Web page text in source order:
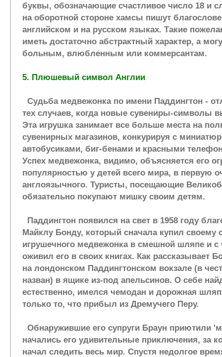
буквы, обозначающие счастливое число 18 и
на оборотной стороне хамсы пишут
английском и на русском языках. Такие
иметь достаточно абстрактный характер, а
больным, влюбленным или коммерсантам.
5. Плюшевый символ Англии
Судьба медвежонка по имени Паддингтон -
тех случаев, когда новые сувениры-символы
Эта игрушка занимает все больше места на
сувенирных магазинов, конкурируя с
автобусиками, биг-бенами и красными
Успех медвежонка, видимо, объясняется его
популярностью у детей всего мира, в первую
англоязычного. Туристы, посещающие
обязательно покупают мишку своим детям.
Паддингтон появился на свет в 1958 году
Майклу Бонду, который сначала купил своему
игрушечного медвежонка в смешной шляпе и
оживил его в своих книгах. Как рассказывает
на лондонском Паддингтонском вокзале (в
назван) в ящике из-под апельсинов. О себе
естественно, имелся чемодан и дорожная
только то, что прибыл из Дремучего Перу.
Обнаружившие его супруги Браун приютили
начались его удивительные приключения, за
начал следить весь мир. Спустя недолгое